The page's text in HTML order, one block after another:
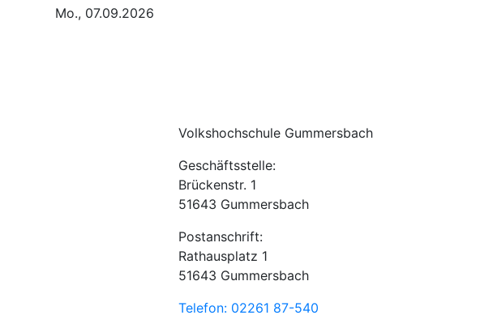
Mo., 07.09.2026
Volkshochschule Gummersbach
Geschäftsstelle:
Brückenstr. 1
51643 Gummersbach
Postanschrift:
Rathausplatz 1
51643 Gummersbach
Telefon: 02261 87-540